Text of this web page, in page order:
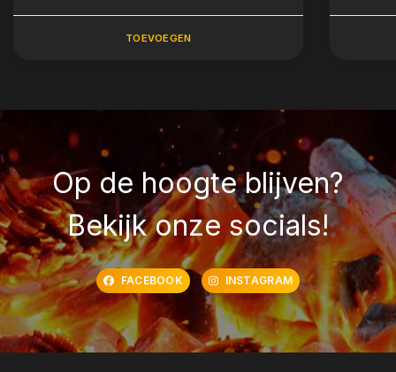
TOEVOEGEN
Op de hoogte blijven?
Bekijk onze socials!
FACEBOOK INSTAGRAM